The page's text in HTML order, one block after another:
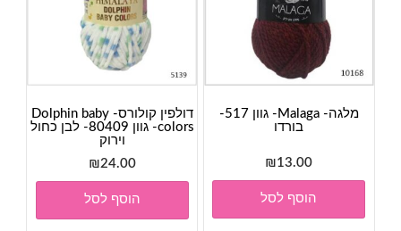
דולפין קולורס- Dolphin baby
colors- גוון 80409- לבן כחול
וירוק
₪24.00
הוסף לסל
מלגה- Malaga- גוון 517-
בורדו
₪13.00
הוסף לסל